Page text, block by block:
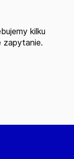
kilku
zapytanie.